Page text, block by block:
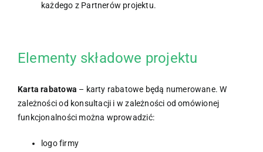
każdego z Partnerów projektu.
Elementy składowe projektu
Karta rabatowa – karty rabatowe będą numerowane. W
zależności od konsultacji i w zależności od omówionej
funkcjonalności można wprowadzić:
logo firmy